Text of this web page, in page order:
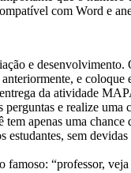
com Word e
e
e
da atividade
e realize uma
apenas uma
sem
“professor,